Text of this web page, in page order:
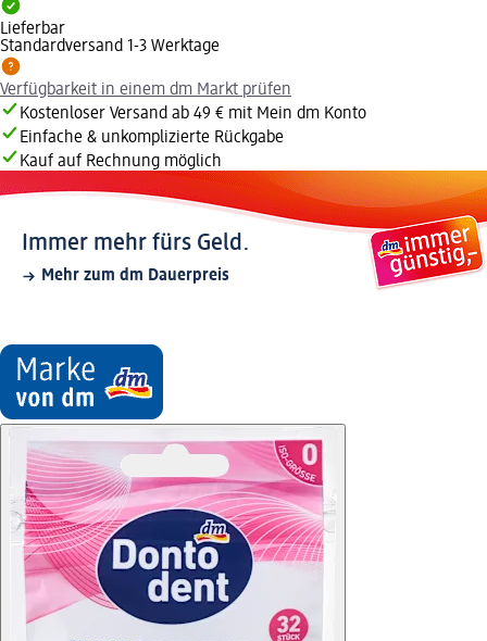
Lieferbar
Standardversand 1-3 Werktage
Verfügbarkeit in einem dm Markt prüfen
Kostenloser Versand ab 49 € mit Mein dm Konto
Einfache & unkomplizierte Rückgabe
Kauf auf Rechnung möglich
Immer mehr fürs Geld.
Mehr zum dm Dauerpreis